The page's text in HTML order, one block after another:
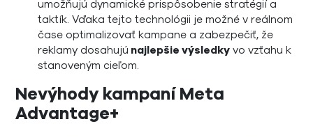
umožňujú dynamické prispôsobenie stratégií a
taktík. Vďaka tejto technológii je možné v reálnom
čase optimalizovať kampane a zabezpečiť, že
reklamy dosahujú najlepšie výsledky vo vzťahu k
stanoveným cieľom.
Nevýhody kampaní Meta
Advantage+